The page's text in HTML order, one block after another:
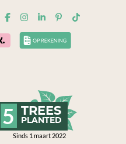
5 TREES
PLANTED
Sinds 1 maart 2022